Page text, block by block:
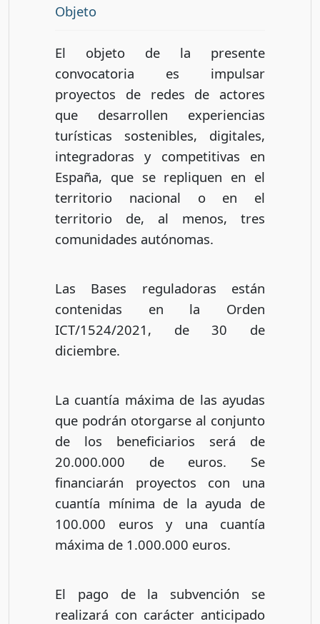
Objeto
El objeto de la presente
convocatoria es impulsar
proyectos de redes de actores
que desarrollen experiencias
turísticas sostenibles, digitales,
integradoras y competitivas en
España, que se repliquen en el
territorio nacional o en el
territorio de, al menos, tres
comunidades autónomas.
Las Bases reguladoras están
contenidas en la Orden
ICT/1524/2021, de 30 de
diciembre.
La cuantía máxima de las ayudas
que podrán otorgarse al conjunto
de los beneficiarios será de
20.000.000 de euros. Se
financiarán proyectos con una
cuantía mínima de la ayuda de
100.000 euros y una cuantía
máxima de 1.000.000 euros.
El pago de la subvención se
realizará con carácter anticipado